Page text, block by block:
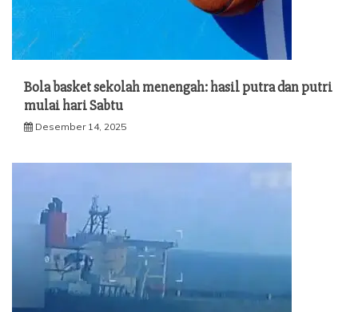
Bola basket sekolah menengah: hasil putra dan putri
mulai hari Sabtu
Desember 14, 2025